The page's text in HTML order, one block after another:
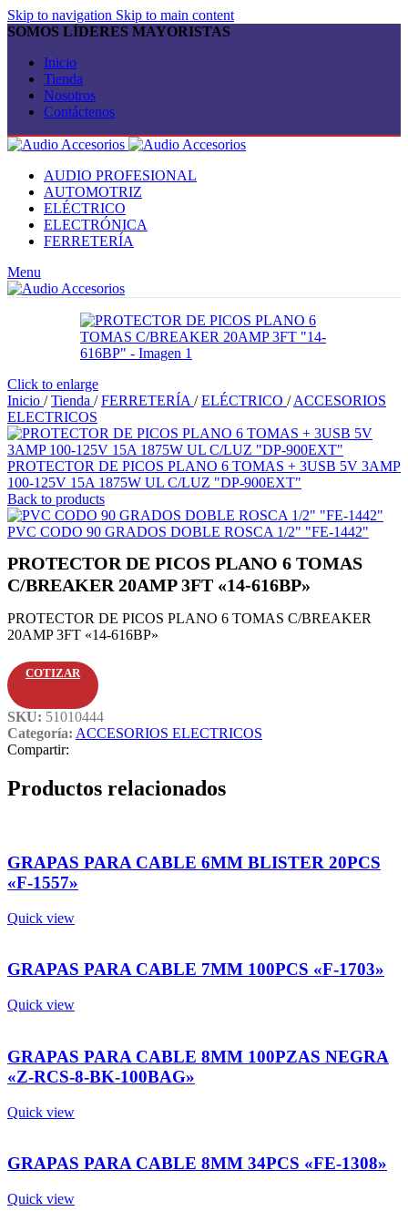
Skip to navigation Skip to main content
SOMOS LÍDERES MAYORISTAS
Inicio
Tienda
Nosotros
Contáctenos
AUDIO PROFESIONAL
AUTOMOTRIZ
ELÉCTRICO
ELECTRÓNICA
FERRETERÍA
Menu
Click to enlarge
Inicio / Tienda / FERRETERÍA / ELÉCTRICO / ACCESORIOS
ELECTRICOS
PROTECTOR DE PICOS PLANO 6 TOMAS + 3USB 5V 3AMP
100-125V 15A 1875W UL C/LUZ "DP-900EXT"
Back to products
PVC CODO 90 GRADOS DOBLE ROSCA 1/2" "FE-1442"
PROTECTOR DE PICOS PLANO 6 TOMAS
C/BREAKER 20AMP 3FT «14-616BP»
PROTECTOR DE PICOS PLANO 6 TOMAS C/BREAKER
20AMP 3FT «14-616BP»
COTIZAR
SKU: 51010444
Categoría: ACCESORIOS ELECTRICOS
Compartir:
Productos relacionados
GRAPAS PARA CABLE 6MM BLISTER 20PCS
«F-1557»
Quick view
GRAPAS PARA CABLE 7MM 100PCS «F-1703»
Quick view
GRAPAS PARA CABLE 8MM 100PZAS NEGRA
«Z-RCS-8-BK-100BAG»
Quick view
GRAPAS PARA CABLE 8MM 34PCS «FE-1308»
Quick view